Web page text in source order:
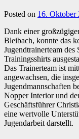
Posted on 16. Oktober
Dank einer
Bleibach, konnte das
Jugendtrainerteam
Trainingsshirts
Das Trainerteam ist
angewachsen, die
Jugendmannschaften
Nopper Interior und
Geschäftsführer
eine wertvolle
Jugendarbeit darstellt.